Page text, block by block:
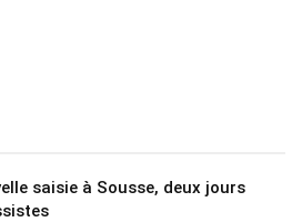
saisie à Sousse, deux jours